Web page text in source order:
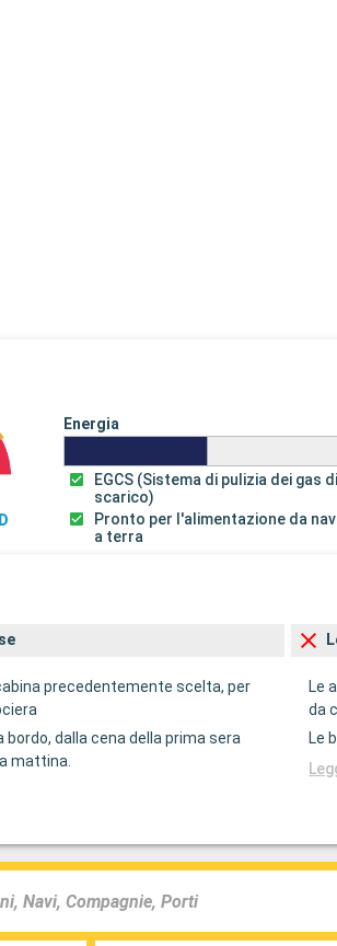
Energia
EGCS (Sistema di pulizia dei gas di
scarico)
Pronto per l'alimentazione da
a terra
precedentemente scelta, per
bordo, dalla cena della prima sera
mattina.
Le
da
Le